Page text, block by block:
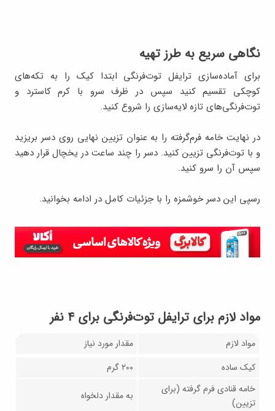
نگاهی سریع به طرز تهیه
برای آماده‌سازی ترایفل توت‌فرنگی ابتدا کیک را به تکه‌های
کوچکی تقسیم کنید سپس در ظرف سرو با کرم کاسترد و
توت‌فرنگی‌های تازه لایه‌سازی را شروع کنید.
در نهایت خامه فرم‌گرفته را به عنوان تزیین نهایی روی دسر بریزید
و با توت‌فرنگی تزیین کنید. دسر را چند ساعت در یخچال قرار دهید
سپس آن را سرو کنید.
رسپی این دسر خوشمزه را با جزئیات کامل در ادامه بخوانید.
مواد لازم برای ترایفل توت‌فرنگی برای ۴ نفر
مواد لازم
مقدار مورد نیاز
کیک ساده
۲۰۰ گرم
خامه قنادی فرم گرفته (برای
تزیین)
به مقدار دلخواه